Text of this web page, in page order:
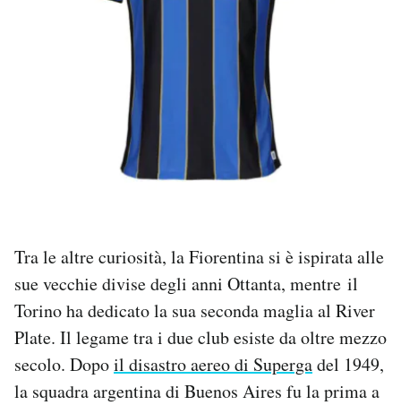
Tra le altre curiosità, la Fiorentina si è ispirata alle
sue vecchie divise degli anni Ottanta, mentre il
Torino ha dedicato la sua seconda maglia al River
Plate. Il legame tra i due club esiste da oltre mezzo
secolo. Dopoil disastro aereo di Supergadel 1949,
la squadra argentina di Buenos Aires fu la prima a